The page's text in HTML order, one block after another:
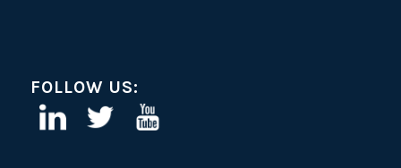
FOLLOW US: